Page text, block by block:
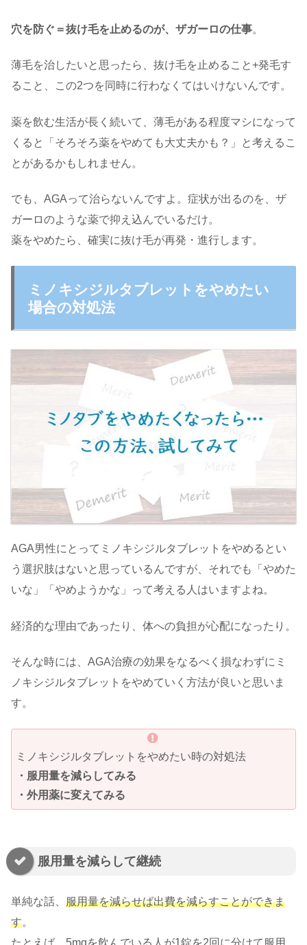
穴を防ぐ＝抜け毛を止めるのが、ザガーロの仕事。
薄毛を治したいと思ったら、抜け毛を止めること+発毛す
ること、この2つを同時に行わなくてはいけないんです。
薬を飲む生活が長く続いて、薄毛がある程度マシになって
くると「そろそろ薬をやめても大丈夫かも？」と考えるこ
とがあるかもしれません。
でも、AGAって治らないんですよ。症状が出るのを、ザ
ガーロのような薬で抑え込んでいるだけ。
薬をやめたら、確実に抜け毛が再発・進行します。
ミノキシジルタブレットをやめたい
場合の対処法
AGA男性にとってミノキシジルタブレットをやめるとい
う選択肢はないと思っているんですが、それでも「やめた
いな」「やめようかな」って考える人はいますよね。
経済的な理由であったり、体への負担が心配になったり。
そんな時には、AGA治療の効果をなるべく損なわずにミ
ノキシジルタブレットをやめていく方法が良いと思いま
す。
ミノキシジルタブレットをやめたい時の対処法
・服用量を減らしてみる
・外用薬に変えてみる
服用量を減らして継続
単純な話、 服用量を減らせば出費を減らすことができま
す。